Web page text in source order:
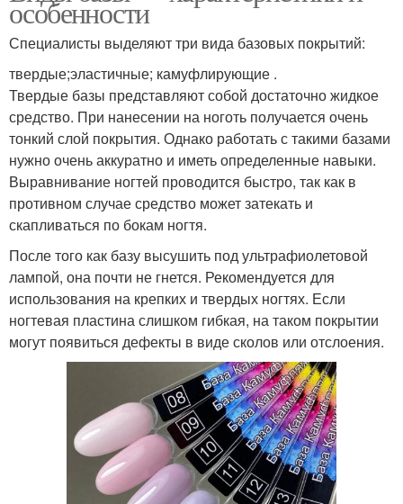
особенности
Специалисты выделяют три вида базовых покрытий:
твердые;эластичные; камуфлирующие .
Твердые базы представляют собой достаточно жидкое
средство. При нанесении на ноготь получается очень
тонкий слой покрытия. Однако работать с такими базами
нужно очень аккуратно и иметь определенные навыки.
Выравнивание ногтей проводится быстро, так как в
противном случае средство может затекать и
скапливаться по бокам ногтя.
После того как базу высушить под ультрафиолетовой
лампой, она почти не гнется. Рекомендуется для
использования на крепких и твердых ногтях. Если
ногтевая пластина слишком гибкая, на таком покрытии
могут появиться дефекты в виде сколов или отслоения.